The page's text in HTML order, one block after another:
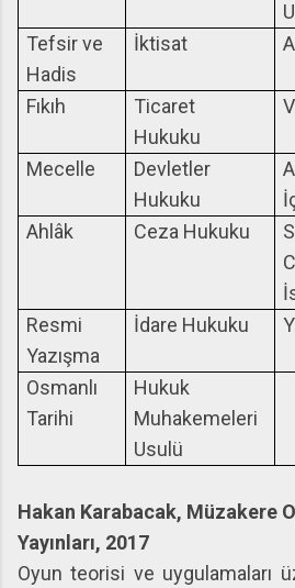
Tefsir ve
Hadis
İktisat
Fıkıh
Ticaret
Hukuku
Mecelle
Devletler
Hukuku
Ahlâk
Ceza Hukuku
Resmi
Yazışma
İdare Hukuku
Osmanlı
Tarihi
Hukuk
Muhakemeleri
Usulü
Hakan Karabacak, Müzakere
Yayınları, 2017
Oyun teorisi ve uygulamaları